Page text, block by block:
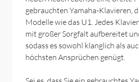
gebrauchten Yamaha-Klavieren,
Modelle wie das U1. Jedes
mit großer Sorgfalt aufbereitet
sodass es sowohl klanglich als
höchsten Ansprüchen genügt.